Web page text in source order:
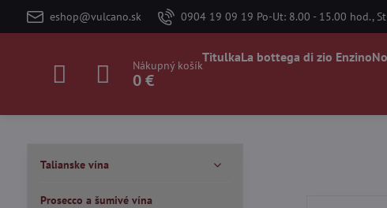
eshop@vulcano.sk 0904 19 09 19 Po-Ut: 8.00 - 15.00 hod.,
Nákupný košík
0 €
TitulkaLa bottega di zio Enzino
Talianske vína
Prosecco a šumivé vína